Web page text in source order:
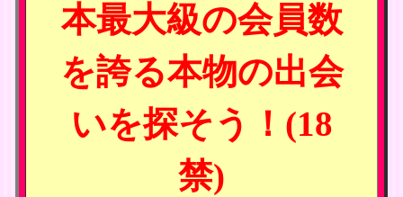
本最大級の会員数
を誇る本物の出会
いを探そう！(18
禁)